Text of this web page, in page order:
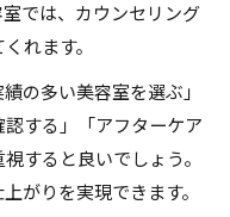
では、カウンセリング
れます。
の多い美容室を選ぶ」
認する」「アフターケア
すると良いでしょう。
がりを実現できます。